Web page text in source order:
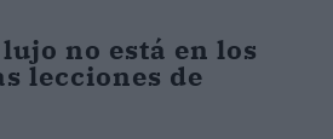
no está en los
lecciones de